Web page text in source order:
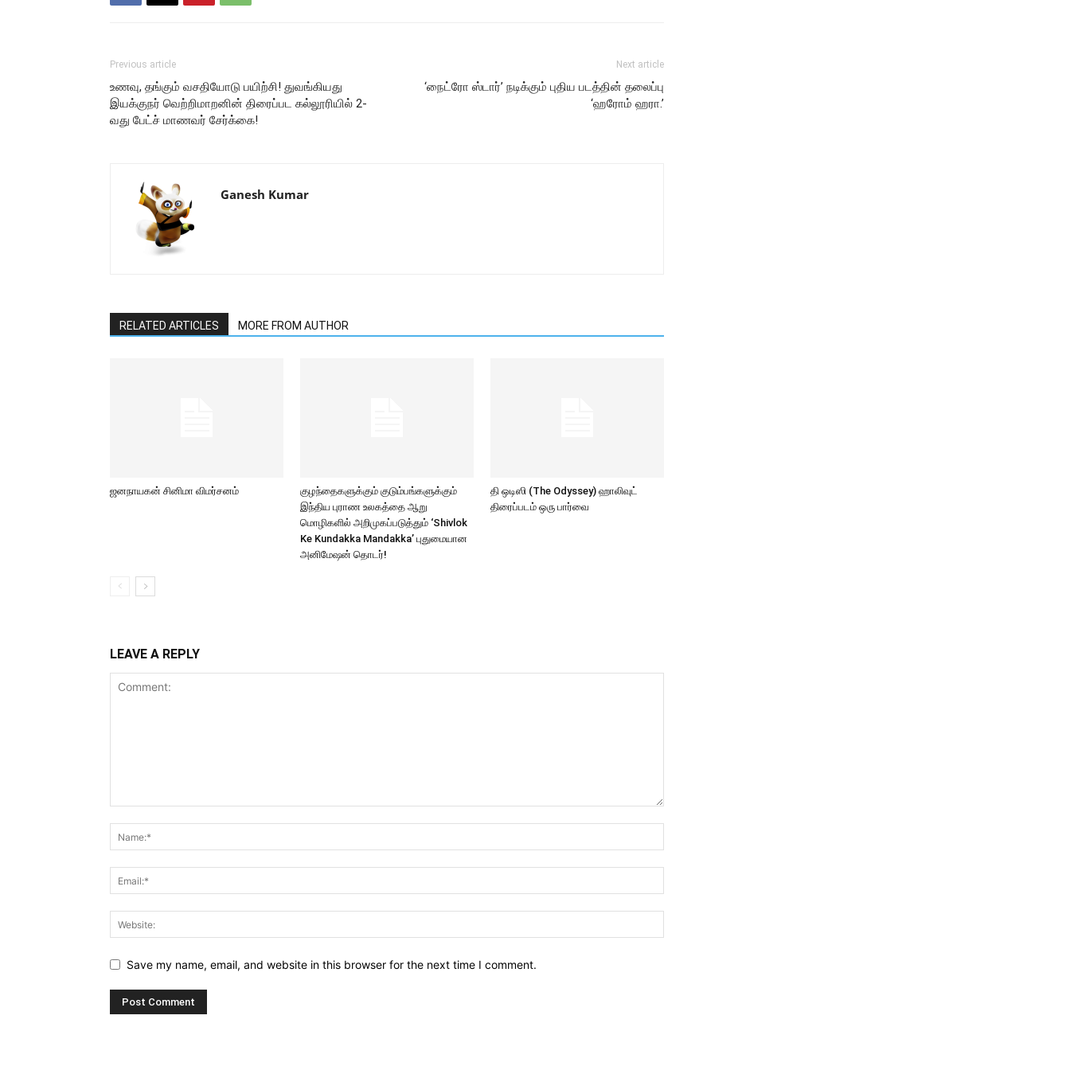
Previous article
உணவு, தங்கும் வசதியோடு பயிற்சி! துவங்கியது
இயக்குநர் வெற்றிமாறனின் திரைப்பட கல்லூரியில் 2-
வது பேட்ச் மாணவர் சேர்க்கை!
Next article
‘நைட்ரோ ஸ்டார்’ நடிக்கும் புதிய படத்தின் தலைப்பு
‘ஹரோம் ஹரா.’
Ganesh Kumar
RELATED ARTICLES MORE FROM AUTHOR
ஜனநாயகன் சினிமா விமர்சனம்
குழந்தைகளுக்கும் குடும்பங்களுக்கும்
இந்திய புராண உலகத்தை ஆறு
மொழிகளில் அறிமுகப்படுத்தும் ‘Shivlok
Ke Kundakka Mandakka’ புதுமையான
அனிமேஷன் தொடர்!
தி ஒடிஸி (The Odyssey) ஹாலிவுட்
திரைப்படம் ஒரு பார்வை
LEAVE A REPLY
Save my name, email, and website in this browser for the next time I comment.